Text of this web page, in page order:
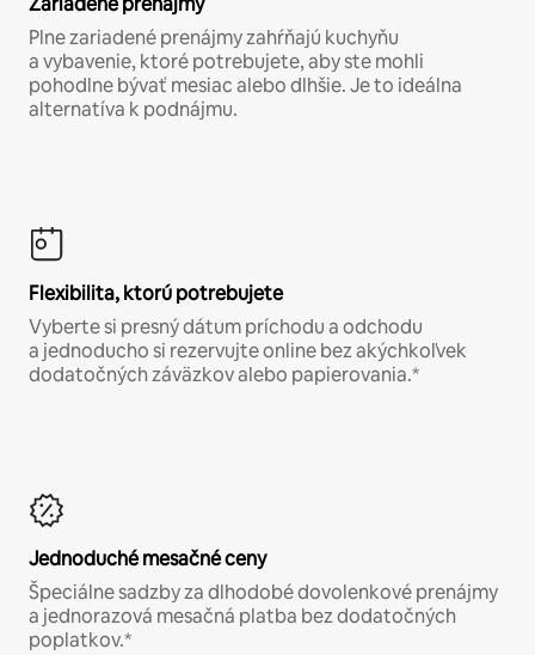
Plne zariadené prenájmy zahŕňajú kuchyňu
a vybavenie, ktoré potrebujete, aby ste mohli
pohodlne bývať mesiac alebo dlhšie. Je to ideálna
alternatíva k podnájmu.
Flexibilita, ktorú potrebujete
Vyberte si presný dátum príchodu a odchodu
a jednoducho si rezervujte online bez akýchkoľvek
dodatočných záväzkov alebo papierovania.*
Jednoduché mesačné ceny
Špeciálne sadzby za dlhodobé dovolenkové prenájmy
a jednorazová mesačná platba bez dodatočných
poplatkov.*